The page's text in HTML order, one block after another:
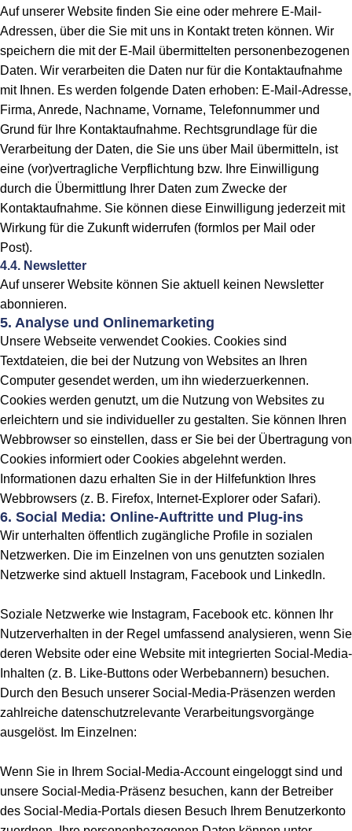
Auf unserer Website finden Sie eine oder mehrere E-Mail-
Adressen, über die Sie mit uns in Kontakt treten können. Wir
speichern die mit der E-Mail übermittelten personenbezogenen
Daten. Wir verarbeiten die Daten nur für die Kontaktaufnahme
mit Ihnen. Es werden folgende Daten erhoben: E-Mail-Adresse,
Firma, Anrede, Nachname, Vorname, Telefonnummer und
Grund für Ihre Kontaktaufnahme. Rechtsgrundlage für die
Verarbeitung der Daten, die Sie uns über Mail übermitteln, ist
eine (vor)vertragliche Verpflichtung bzw. Ihre Einwilligung
durch die Übermittlung Ihrer Daten zum Zwecke der
Kontaktaufnahme. Sie können diese Einwilligung jederzeit mit
Wirkung für die Zukunft widerrufen (formlos per Mail oder
Post).
4.4. Newsletter
Auf unserer Website können Sie aktuell keinen Newsletter
abonnieren.
5. Analyse und Onlinemarketing
Unsere Webseite verwendet Cookies. Cookies sind
Textdateien, die bei der Nutzung von Websites an Ihren
Computer gesendet werden, um ihn wiederzuerkennen.
Cookies werden genutzt, um die Nutzung von Websites zu
erleichtern und sie individueller zu gestalten. Sie können Ihren
Webbrowser so einstellen, dass er Sie bei der Übertragung von
Cookies informiert oder Cookies abgelehnt werden.
Informationen dazu erhalten Sie in der Hilfefunktion Ihres
Webbrowsers (z. B. Firefox, Internet-Explorer oder Safari).
6. Social Media: Online-Auftritte und Plug-ins
Wir unterhalten öffentlich zugängliche Profile in sozialen
Netzwerken. Die im Einzelnen von uns genutzten sozialen
Netzwerke sind aktuell Instagram, Facebook und LinkedIn.
Soziale Netzwerke wie Instagram, Facebook etc. können Ihr
Nutzerverhalten in der Regel umfassend analysieren, wenn Sie
deren Website oder eine Website mit integrierten Social-Media-
Inhalten (z. B. Like-Buttons oder Werbebannern) besuchen.
Durch den Besuch unserer Social-Media-Präsenzen werden
zahlreiche datenschutzrelevante Verarbeitungsvorgänge
ausgelöst. Im Einzelnen:
Wenn Sie in Ihrem Social-Media-Account eingeloggt sind und
unsere Social-Media-Präsenz besuchen, kann der Betreiber
des Social-Media-Portals diesen Besuch Ihrem Benutzerkonto